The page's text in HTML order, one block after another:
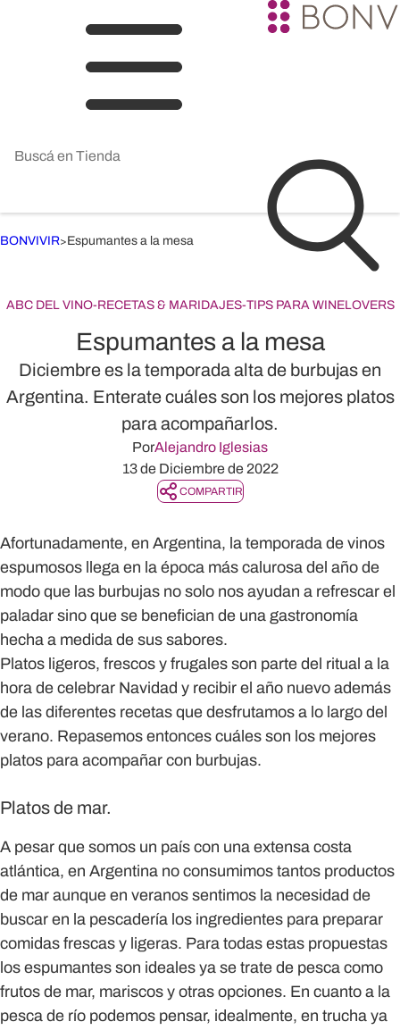
BONVIVIR>Espumantes a la mesa
ABC DEL VINO-RECETAS & MARIDAJES-TIPS PARA WINELOVERS
Espumantes a la mesa
Diciembre es la temporada alta de burbujas en
Argentina. Enterate cuáles son los mejores platos
para acompañarlos.
PorAlejandro Iglesias
13 de Diciembre de 2022
COMPARTIR
Afortunadamente, en Argentina, la temporada de vinos
espumosos llega en la época más calurosa del año de
modo que las burbujas no solo nos ayudan a refrescar el
paladar sino que se benefician de una gastronomía
hecha a medida de sus sabores.
Platos ligeros, frescos y frugales son parte del ritual a la
hora de celebrar Navidad y recibir el año nuevo además
de las diferentes recetas que desfrutamos a lo largo del
verano. Repasemos entonces cuáles son los mejores
platos para acompañar con burbujas.
Platos de mar.
A pesar que somos un país con una extensa costa
atlántica, en Argentina no consumimos tantos productos
de mar aunque en veranos sentimos la necesidad de
buscar en la pescadería los ingredientes para preparar
comidas frescas y ligeras. Para todas estas propuestas
los espumantes son ideales ya se trate de pesca como
frutos de mar, mariscos y otras opciones. En cuanto a la
pesca de río podemos pensar, idealmente, en trucha ya